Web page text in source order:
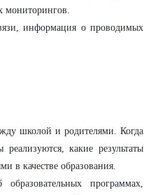
мониторингов.
информация о проводимых
школой и родителями. Когда
какие результаты
в качестве образования.
программах,